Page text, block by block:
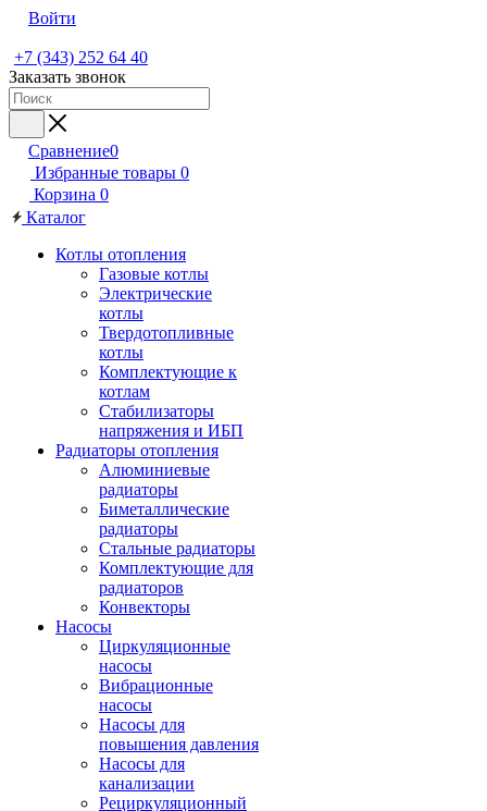
Войти
+7 (343) 252 64 40
Заказать звонок
Сравнение0
Избранные товары 0
Корзина 0
Каталог
Котлы отопления
Газовые котлы
Электрические
котлы
Твердотопливные
котлы
Комплектующие к
котлам
Стабилизаторы
напряжения и ИБП
Радиаторы отопления
Алюминиевые
радиаторы
Биметаллические
радиаторы
Стальные радиаторы
Комплектующие для
радиаторов
Конвекторы
Насосы
Циркуляционные
насосы
Вибрационные
насосы
Насосы для
повышения давления
Насосы для
канализации
Рециркуляционный